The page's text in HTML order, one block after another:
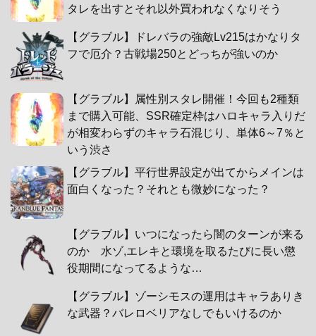
タレを出すとそれ以外買われなくなりそう
【グラブル】ドレバラの強敵Lv215はかなりタ
フで厄介？古戦場250とどっちが強いのか
【グラブル】属性別スタレ開催！今回も2種類
まで購入可能、SSR確定枠はハロキャラ入りだ
が相変わらずのキャラ石混じり、単体6～7％と
いう渋さ
【グラブル】平行世界設定が出てからメインは
面白くなった？それとも微妙になった？
【グラブル】いつになったら闇のターンが来る
のか 水ゾ,エレキと環境を取るたびに長い懲
役期間になってるような…
【グラブル】ゾーシモスの運用はキャラありき
な武器？バレロベリアなしでもいけるのか